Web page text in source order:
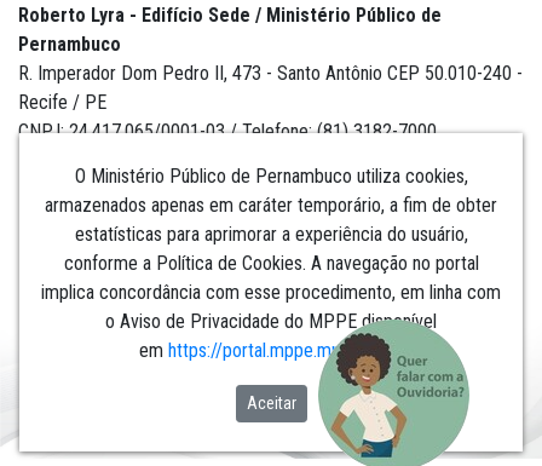
O Ministério Público de Pernambuco utiliza cookies,
armazenados apenas em caráter temporário, a fim de obter
estatísticas para aprimorar a experiência do usuário,
conforme a Política de Cookies. A navegação no portal
implica concordância com esse procedimento, em linha com
o Aviso de Privacidade do MPPE disponível
em https://portal.mppe.mp.br/lgpd.​​​​​​​
Aceitar
Roberto Lyra - Edifício Sede / Ministério Público de
Pernambuco
R. Imperador Dom Pedro II, 473 - Santo Antônio CEP 50.010-240 -
Recife / PE
CNPJ: 24.417.065/0001-03 / Telefone: (81) 3182-7000
Institucional
Comunicação